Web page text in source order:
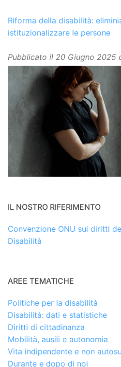
Riforma della disabilità:
istituzionalizzare le persone
Pubblicato il 20 Giugno 2025
IL NOSTRO RIFERIMENTO
Convenzione ONU sui diritti
Disabilità
AREE TEMATICHE
Politiche per la disabilità
Disabilità: dati e statistiche
Diritti di cittadinanza
Mobilità, ausili e autonomia
Vita indipendente e non
Durante e dopo di noi